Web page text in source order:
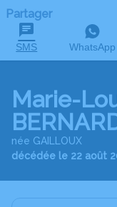
Partager
SMS WhatsApp
Marie-
née GAILLOUX
décédée le 22 août